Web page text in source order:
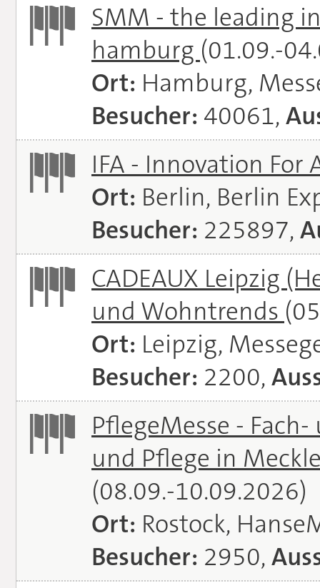
SMM - the leading
hamburg (01.09.-
Ort: Hamburg,
Besucher: 40061,
IFA - Innovation For
Ort: Berlin, Berlin
Besucher: 225897,
CADEAUX Leipzig
und Wohntrends
Ort: Leipzig,
Besucher: 2200,
PflegeMesse -
und Pflege in
(08.09.-10.09.2026)
Ort: Rostock,
Besucher: 2950,